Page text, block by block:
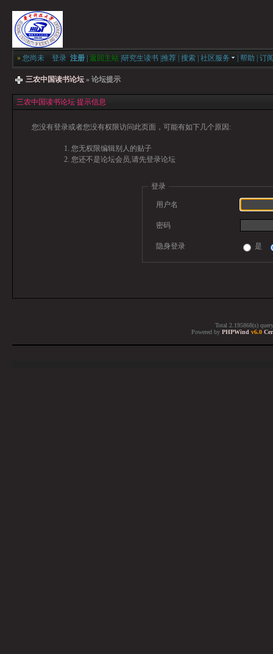
» 您尚未 登录 注册 返回主站 研究生读书 推荐 搜索 社区服务 帮助 订
三农中国读书论坛 » 论坛提示
三农中国读书论坛 提示信息
您没有登录或者您没有权限访问此页面，可能有如下几个原因:
您无权限编辑别人的贴子
您还不是论坛会员,请先登录论坛
登录
用户名
密码
隐身登录 是
Total 2.195868(s)
Powered by PHPWind v6.0